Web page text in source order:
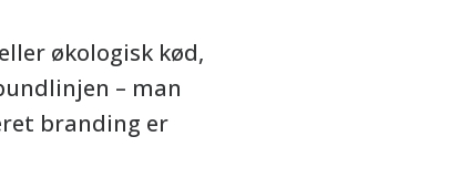
økologisk kød,
– man
branding er